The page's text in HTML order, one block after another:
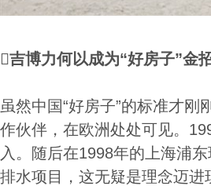
吉博力何以成为“好房子”金
虽然中国“好房子”的标准才
作伙伴，在欧洲处处可见。
入。随后在1998年的上海浦
排水项目，这无疑是理念迈